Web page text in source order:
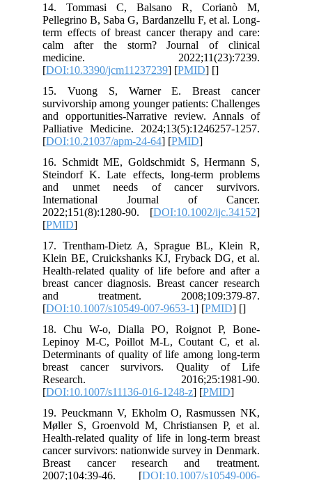
14. Tommasi C, Balsano R, Corianò M,
Pellegrino B, Saba G, Bardanzellu F, et al. Long-
term effects of breast cancer therapy and care:
calm after the storm? Journal of clinical
medicine. 2022;11(23):7239.
[DOI:10.3390/jcm11237239] [PMID] [
15. Vuong S, Warner E. Breast cancer
survivorship among younger patients: Challenges
and opportunities-Narrative review. Annals of
Palliative Medicine. 2024;13(5):1246257-1257.
[DOI:10.21037/apm-24-64] [PMID
16. Schmidt ME, Goldschmidt S, Hermann S,
Steindorf K. Late effects, long‐term problems
and unmet needs of cancer survivors.
International Journal of Cancer.
2022;151(8):1280-90. [DOI:10.1002/ijc.34152
[PMID
17. Trentham-Dietz A, Sprague BL, Klein R,
Klein BE, Cruickshanks KJ, Fryback DG, et al.
Health-related quality of life before and after a
breast cancer diagnosis. Breast cancer research
and treatment. 2008;109:379-87.
[DOI:10.1007/s10549-007-9653-1] [PMID] [
18. Chu W-o, Dialla PO, Roignot P, Bone-
Lepinoy M-C, Poillot M-L, Coutant C, et al.
Determinants of quality of life among long-term
breast cancer survivors. Quality of Life
Research. 2016;25:1981-90.
[DOI:10.1007/s11136-016-1248-z] [PMID
19. Peuckmann V, Ekholm O, Rasmussen NK,
Møller S, Groenvold M, Christiansen P, et al.
Health-related quality of life in long-term breast
cancer survivors: nationwide survey in Denmark.
Breast cancer research and treatment.
2007;104:39-46. [DOI:10.1007/s10549-006-